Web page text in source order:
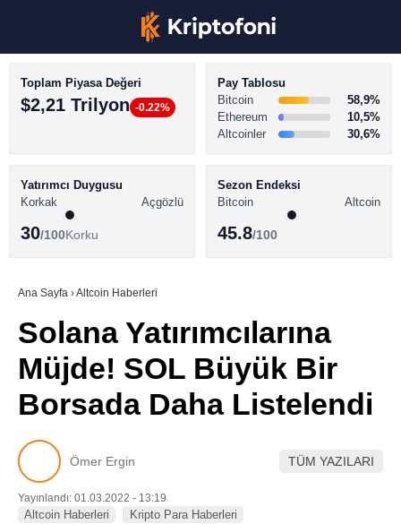
Youtube
TikTok
BİTCOİN HABERLERİ
ALTCOİN HABERLERİ
SÖZLÜK
Toplam Piyasa Değeri
$2,21 Trilyon -0.22%
Pay Tablosu
Bitcoin
58,9%
Ethereum
10,5%
Altcoinler
30,6%
Yatırımcı Duygusu
Korkak
Açgözlü
30/100Korku
Sezon Endeksi
Bitcoin
Altcoin
45.8/100
Ana Sayfa ›Altcoin Haberleri
Solana Yatırımcılarına
Müjde! SOL Büyük Bir
Borsada Daha Listelendi
Ömer Ergin TÜM YAZILARI
Yayınlandı: 01.03.2022 - 13:19
Altcoin Haberleri Kripto Para Haberleri